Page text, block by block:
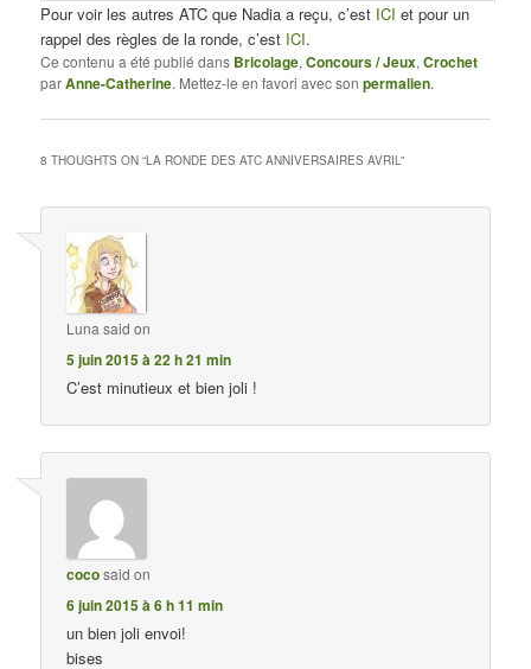
Pour voir les autres ATC que Nadia a reçu, c’est ICI et pour un
rappel des règles de la ronde, c’est ICI.
Ce contenu a été publié dans Bricolage,Concours / Jeux,Crochet
parAnne-Catherine. Mettez-le en favori avec sonpermalien.
8 THOUGHTS ON “LA RONDE DES ATC ANNIVERSAIRES AVRIL”
Luna said on
5 juin 2015 à 22 h 21 min
C’est minutieux et bien joli !
cocosaid on
6 juin 2015 à 6 h 11 min
un bien joli envoi!
bises